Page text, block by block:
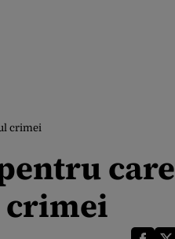
crimei
care
crimei